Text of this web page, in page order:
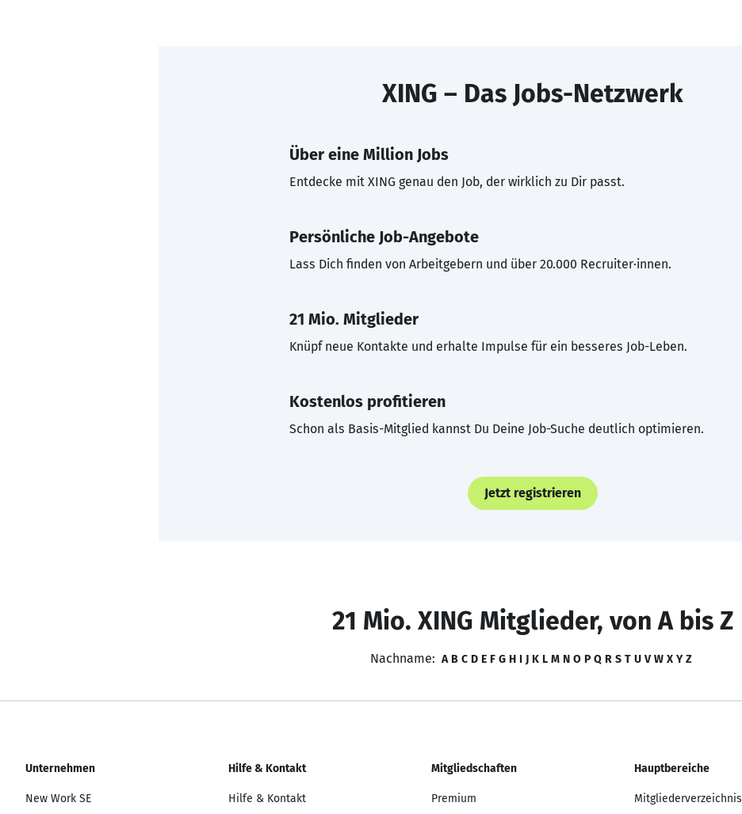
XING – Das Jobs-Netzwerk
Über eine Million Jobs
Entdecke mit XING genau den Job, der wirklich zu Dir passt.
Persönliche Job-Angebote
Lass Dich finden von Arbeitgebern und über 20.000 Recruiter·innen.
21 Mio. Mitglieder
Knüpf neue Kontakte und erhalte Impulse für ein besseres Job-Leben.
Kostenlos profitieren
Schon als Basis-Mitglied kannst Du Deine Job-Suche deutlich optimieren.
Jetzt registrieren
21 Mio. XING Mitglieder, von A bis Z
Nachname: A B C D E F G H I J K L M N O P Q R S T U V W X Y Z
Unternehmen
New Work SE
Hilfe & Kontakt
Hilfe & Kontakt
Mitgliedschaften
Premium
Hauptbereiche
Mitgliederverzeichnis